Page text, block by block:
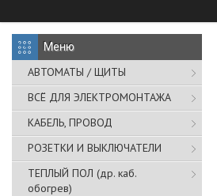
АВТОМАТЫ / ЩИТЫ
ВСЁ ДЛЯ ЭЛЕКТРОМОНТАЖА
КАБЕЛЬ, ПРОВОД
РОЗЕТКИ И ВЫКЛЮЧАТЕЛИ
ТЕПЛЫЙ ПОЛ (др. каб.
обогрев)